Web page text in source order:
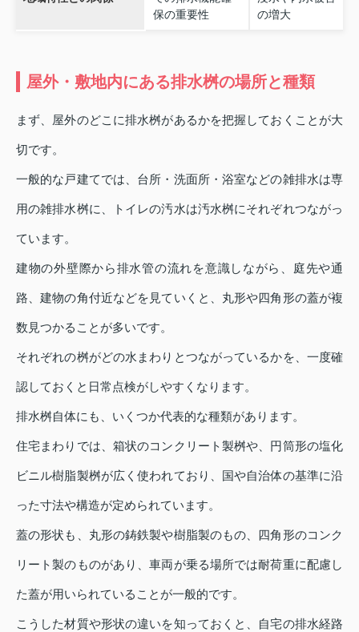
保の重要性
の増大
屋外・敷地内にある排水桝の場所と種類
まず、屋外のどこに排水桝があるかを把握しておくことが大
切です。
一般的な戸建てでは、台所・洗面所・浴室などの雑排水は専
用の雑排水桝に、トイレの汚水は汚水桝にそれぞれつながっ
ています。
建物の外壁際から排水管の流れを意識しながら、庭先や通
路、建物の角付近などを見ていくと、丸形や四角形の蓋が複
数見つかることが多いです。
それぞれの桝がどの水まわりとつながっているかを、一度確
認しておくと日常点検がしやすくなります。
排水桝自体にも、いくつか代表的な種類があります。
住宅まわりでは、箱状のコンクリート製桝や、円筒形の塩化
ビニル樹脂製桝が広く使われており、国や自治体の基準に沿
った寸法や構造が定められています。
蓋の形状も、丸形の鋳鉄製や樹脂製のもの、四角形のコンク
リート製のものがあり、車両が乗る場所では耐荷重に配慮し
た蓋が用いられていることが一般的です。
こうした材質や形状の違いを知っておくと、自宅の排水経路